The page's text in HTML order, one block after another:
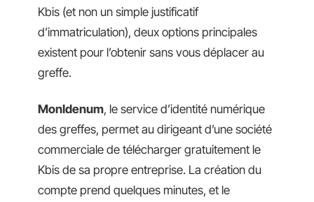
Kbis (et non un simple justificatif
d’immatriculation), deux options principales
existent pour l’obtenir sans vous déplacer au
greffe.
MonIdenum, le service d’identité numérique
des greffes, permet au dirigeant d’une société
commerciale de télécharger gratuitement le
Kbis de sa propre entreprise. La création du
compte prend quelques minutes, et le